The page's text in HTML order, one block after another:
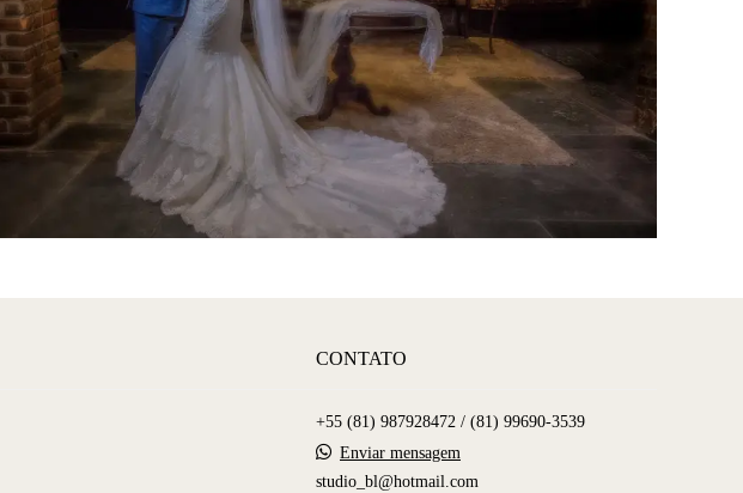
CONTATO
+55 (81) 987928472 / (81) 99690-3539
Enviar mensagem
studio_bl@hotmail.com